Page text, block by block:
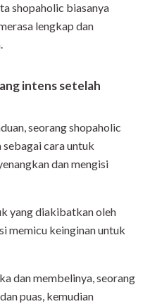
shopaholic biasanya
lengkap dan
intens setelah
seorang shopaholic
cara untuk
dan mengisi
yang diakibatkan oleh
memicu keinginan untuk
dan membelinya, seorang
puas, kemudian